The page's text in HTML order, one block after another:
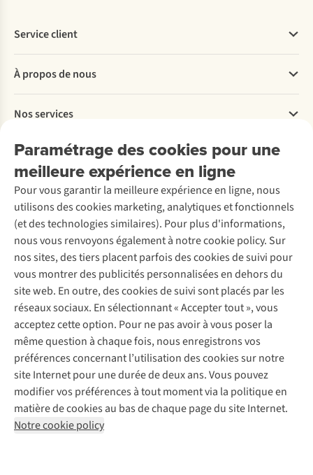
Paramétrage des cookies pour une
meilleure expérience en ligne
Pour vous garantir la meilleure expérience en ligne, nous
utilisons des cookies marketing, analytiques et fonctionnels
(et des technologies similaires). Pour plus d'informations,
nous vous renvoyons également à notre cookie policy. Sur
nos sites, des tiers placent parfois des cookies de suivi pour
vous montrer des publicités personnalisées en dehors du
site web. En outre, des cookies de suivi sont placés par les
réseaux sociaux. En sélectionnant « Accepter tout », vous
acceptez cette option. Pour ne pas avoir à vous poser la
même question à chaque fois, nous enregistrons vos
préférences concernant l’utilisation des cookies sur notre
site Internet pour une durée de deux ans. Vous pouvez
modifier vos préférences à tout moment via la politique en
matière de cookies au bas de chaque page du site Internet.
Notre cookie policy
Service client
Commander
Payer
Livraison
Rétractation d'une commande
Entretien & réparations
Garantie
Contactez-nous
À propos de nous
Explore More
À propos d’Ayacucho
Nos magasins
À propos d’A.S.Adventure
Déclaration d'accessibilité
Nos services
Location / Location sports d’hiver
Entretien de ski
Service de lavage
Entretien de chaussures
Réparation de chaussures
Réparation de vêtements
Retouches
Pour les entreprises
Découvrez
A.S.Magazine
Explore Camp
Gear Check
Expertise & conseils
Abonnez-vous à la newsletter
Suivez-nous
Mentions légales
Politique de confidentialité
Conditions générales
Cookie Policy
AS Adventure Luxemburg SA,